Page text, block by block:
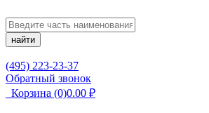
найти
(495) 223-23-37
Обратный звонок
Корзина (0)0.00 ₽